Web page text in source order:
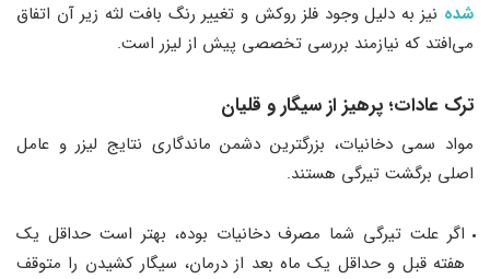
شده نیز به دلیل وجود فلز روکش و تغییر رنگ بافت لثه زیر آن اتفاق
می‌افتد که نیازمند بررسی تخصصی پیش از لیزر است.
ترک عادات؛ پرهیز از سیگار و قلیان
مواد سمی دخانیات، بزرگترین دشمن ماندگاری نتایج لیزر و عامل
اصلی برگشت تیرگی هستند.
اگر علت تیرگی شما مصرف دخانیات بوده، بهتر است حداقل یک
هفته قبل و حداقل یک ماه بعد از درمان، سیگار کشیدن را متوقف